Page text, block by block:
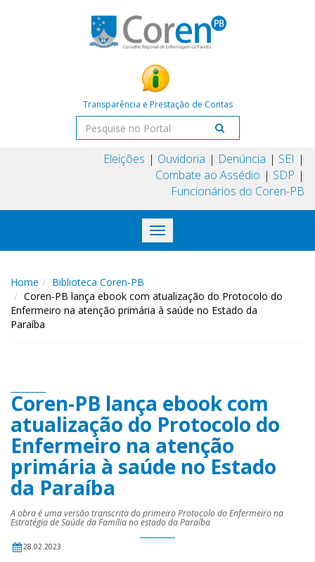
Transparência e Prestação de Contas
Eleições Ouvidoria Denúncia
SEI
Combate ao Assédio
SDP
Funcionários do Coren-PB
Toggle
navigation
Home
Biblioteca Coren-PB
Coren-PB lança ebook com atualização do Protocolo do
Enfermeiro na atenção primária à saúde no Estado da
Paraíba
Coren-PB lança ebook com
atualização do Protocolo do
Enfermeiro na atenção
primária à saúde no Estado
da Paraíba
A obra é uma versão transcrita do primeiro Protocolo do Enfermeiro na
Estratégia de Saúde da Família no estado da Paraíba
28.02.2023